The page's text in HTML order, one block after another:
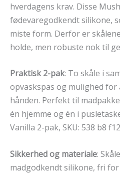
hverdagens krav. Disse
fødevaregodkendt silikone,
miste form. Derfor er
holde, men robuste nok til
Praktisk 2-pak: To skåle i
opvaskspas og mulighed for
hånden. Perfekt til
én hjemme og én i
Vanilla 2-pak, SKU: 538 b8
Sikkerhed og materiale:
madgodkendt silikone, fri for